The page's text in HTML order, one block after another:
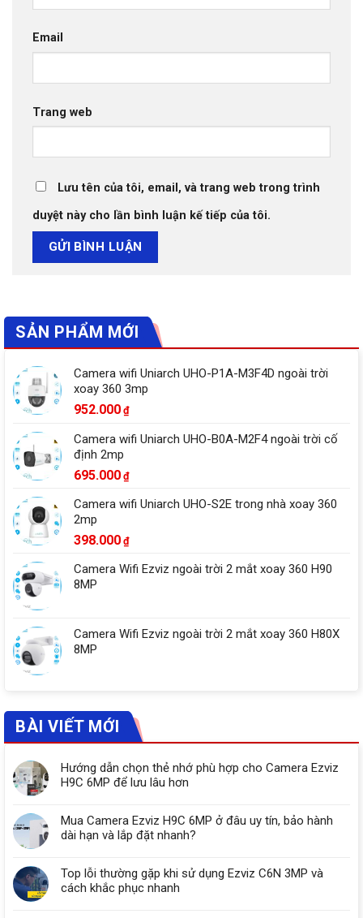
Email
Trang web
Lưu tên của tôi, email, và trang web trong trình
duyệt này cho lần bình luận kế tiếp của tôi.
SẢN PHẨM MỚI
Camera wifi Uniarch UHO-P1A-M3F4D ngoài trời
xoay 360 3mp
952.000 ₫
Camera wifi Uniarch UHO-B0A-M2F4 ngoài trời cố
định 2mp
695.000 ₫
Camera wifi Uniarch UHO-S2E trong nhà xoay 360
2mp
398.000 ₫
Camera Wifi Ezviz ngoài trời 2 mắt xoay 360 H90
8MP
Camera Wifi Ezviz ngoài trời 2 mắt xoay 360 H80X
8MP
BÀI VIẾT MỚI
Hướng dẫn chọn thẻ nhớ phù hợp cho Camera Ezviz
H9C 6MP để lưu lâu hơn
Mua Camera Ezviz H9C 6MP ở đâu uy tín, bảo hành
dài hạn và lắp đặt nhanh?
Top lỗi thường gặp khi sử dụng Ezviz C6N 3MP và
cách khắc phục nhanh